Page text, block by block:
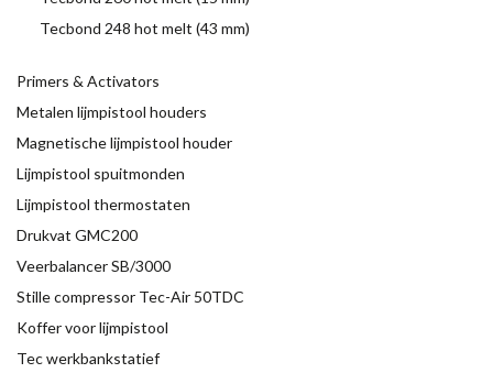
Tecbond 248 hot melt (43 mm)
Primers & Activators
Metalen lijmpistool houders
Magnetische lijmpistool houder
Lijmpistool spuitmonden
Lijmpistool thermostaten
Drukvat GMC200
Veerbalancer SB/3000
Stille compressor Tec-Air 50TDC
Koffer voor lijmpistool
Tec werkbankstatief